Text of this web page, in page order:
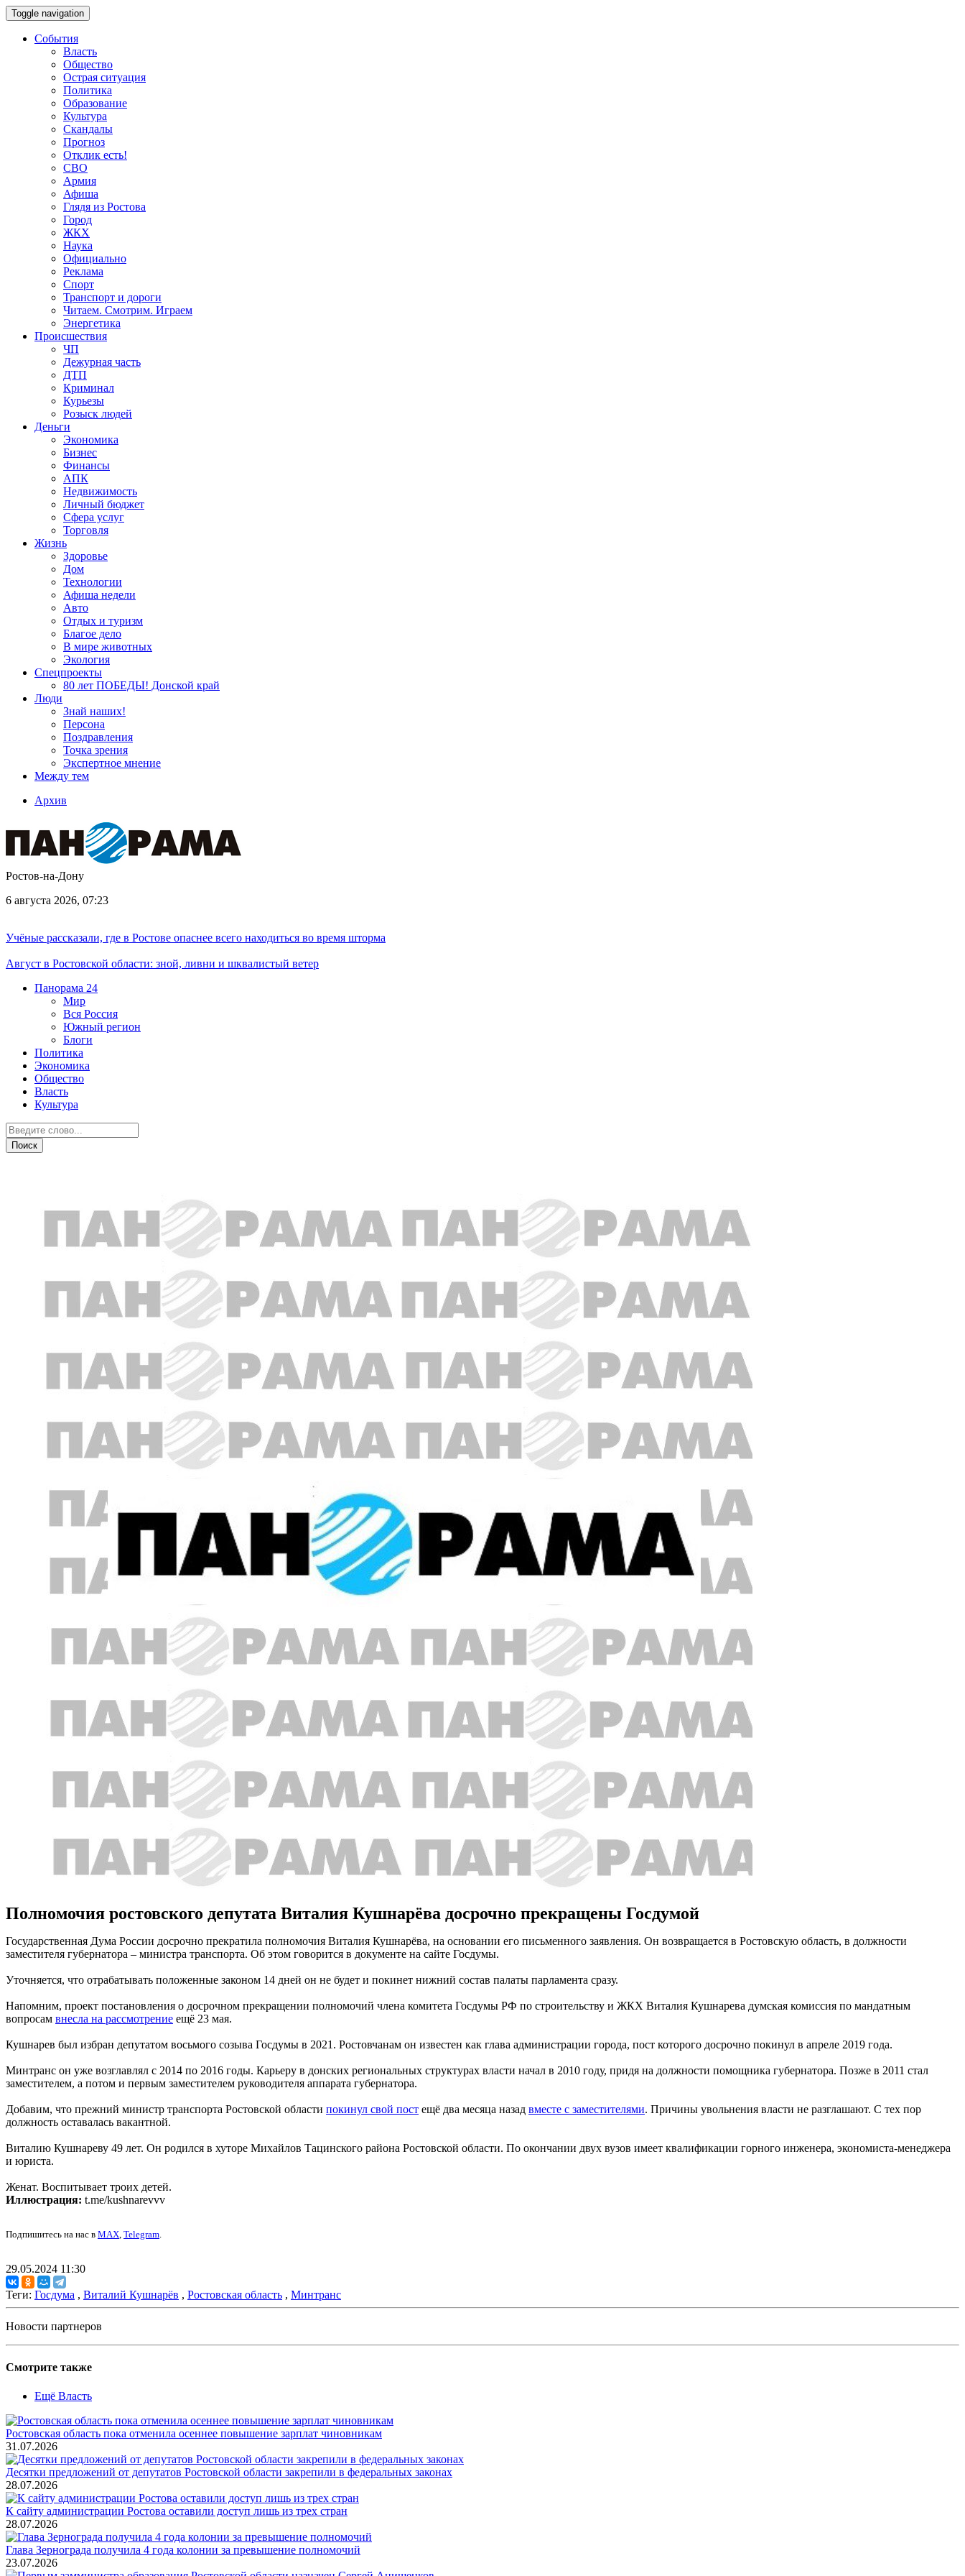
Toggle navigation
События
Власть
Общество
Острая ситуация
Политика
Образование
Культура
Скандалы
Прогноз
Отклик есть!
СВО
Армия
Афиша
Глядя из Ростова
Город
ЖКХ
Наука
Официально
Реклама
Спорт
Транспорт и дороги
Читаем. Смотрим. Играем
Энергетика
Происшествия
ЧП
Дежурная часть
ДТП
Криминал
Курьезы
Розыск людей
Деньги
Экономика
Бизнес
Финансы
АПК
Недвижимость
Личный бюджет
Сфера услуг
Торговля
Жизнь
Здоровье
Дом
Технологии
Афиша недели
Авто
Отдых и туризм
Благое дело
В мире животных
Экология
Спецпроекты
80 лет ПОБЕДЫ! Донской край
Люди
Знай наших!
Персона
Поздравления
Точка зрения
Экспертное мнение
Между тем
Архив
Ростов-на-Дону
6 августа 2026, 07:23
Учёные рассказали, где в Ростове опаснее всего находиться во время шторма
Август в Ростовской области: зной, ливни и шквалистый ветер
Панорама 24
Мир
Вся Россия
Южный регион
Блоги
Политика
Экономика
Общество
Власть
Культура
Полномочия ростовского депутата Виталия Кушнарёва досрочно прекращены Госдумой
Государственная Дума России досрочно прекратила полномочия Виталия Кушнарёва, на основании его письменного заявления. Он возвращается в Ростовскую область, в должности
заместителя губернатора – министра транспорта. Об этом говорится в документе на сайте Госдумы.
Уточняется, что отрабатывать положенные законом 14 дней он не будет и покинет нижний состав палаты парламента сразу.
Напомним, проект постановления о досрочном прекращении полномочий члена комитета Госдумы РФ по строительству и ЖКХ Виталия Кушнарева думская комиссия по мандатным
вопросам внесла на рассмотрение ещё 23 мая.
Кушнарев был избран депутатом восьмого созыва Госдумы в 2021. Ростовчанам он известен как глава администрации города, пост которого досрочно покинул в апреле 2019 года.
Минтранс он уже возглавлял с 2014 по 2016 годы. Карьеру в донских региональных структурах власти начал в 2010 году, придя на должности помощника губернатора. Позже в 2011 стал
заместителем, а потом и первым заместителем руководителя аппарата губернатора.
Добавим, что прежний министр транспорта Ростовской области покинул свой пост ещё два месяца назад вместе с заместителями. Причины увольнения власти не разглашают. С тех пор
должность оставалась вакантной.
Виталию Кушнареву 49 лет. Он родился в хуторе Михайлов Тацинского района Ростовской области. По окончании двух вузов имеет квалификации горного инженера, экономиста-менеджера
и юриста.
Женат. Воспитывает троих детей.
Иллюстрация: t.me/kushnarevvv
Подпишитесь на нас в MAX, Telegram.
29.05.2024 11:30
Теги: Госдума , Виталий Кушнарёв , Ростовская область , Минтранс
Новости партнеров
Смотрите также
Ещё Власть
Ростовская область пока отменила осеннее повышение зарплат чиновникам
31.07.2026
Десятки предложений от депутатов Ростовской области закрепили в федеральных законах
28.07.2026
К сайту администрации Ростова оставили доступ лишь из трех стран
28.07.2026
Глава Зернограда получила 4 года колонии за превышение полномочий
23.07.2026